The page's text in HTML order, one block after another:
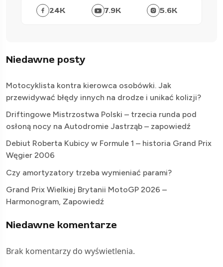
24K 7.9K 5.6K
Niedawne posty
Motocyklista kontra kierowca osobówki. Jak
przewidywać błędy innych na drodze i unikać kolizji?
Driftingowe Mistrzostwa Polski – trzecia runda pod
osłoną nocy na Autodromie Jastrząb – zapowiedź
Debiut Roberta Kubicy w Formule 1 – historia Grand Prix
Węgier 2006
Czy amortyzatory trzeba wymieniać parami?
Grand Prix Wielkiej Brytanii MotoGP 2026 –
Harmonogram, Zapowiedź
Niedawne komentarze
Brak komentarzy do wyświetlenia.